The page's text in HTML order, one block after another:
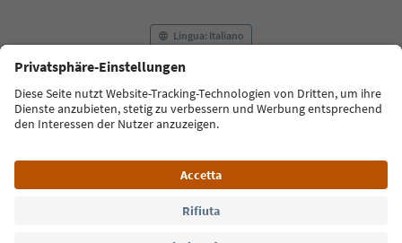
Lingua: Italiano
FAQ Contatti Press MICE
Privacy Policy
Termini e condizioni
Crediti
Cookie Policy
Alto Adige B2B